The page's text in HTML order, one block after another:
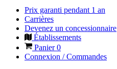
Prix garanti pendant 1 an
Carrières
Devenez un concessionnaire
Établissements
Panier0
Connexion / Commandes